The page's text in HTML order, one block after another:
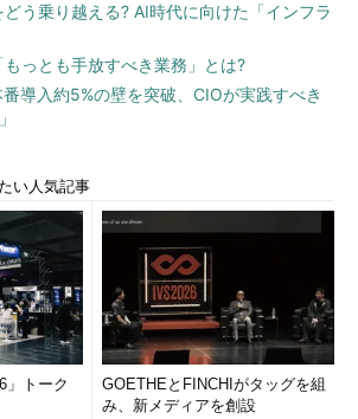
う乗り越える? AI時代に向けた「インフラ
っとも手放すべき業務」とは?
導入約5%の壁を突破、CIOが実践すべき
い人気記事
」トーク
GOETHEとFINCHIがタッグを組
み、新メディアを創設